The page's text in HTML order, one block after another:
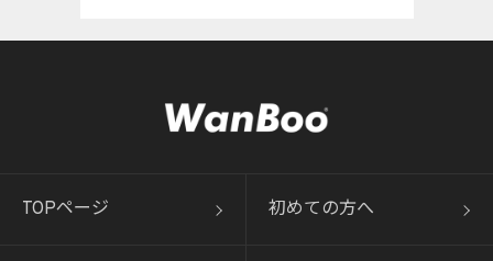
TOPページ 初めての方へ